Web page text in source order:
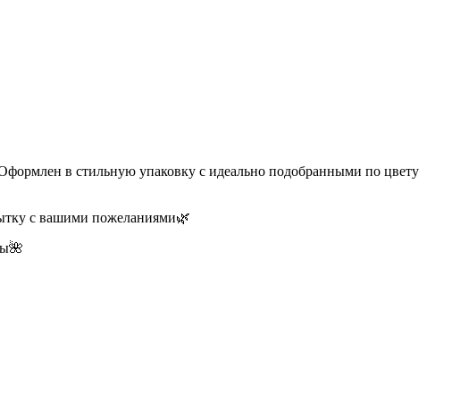
в стильную упаковку с идеально подобранными по цвету
с вашими пожеланиями🌿